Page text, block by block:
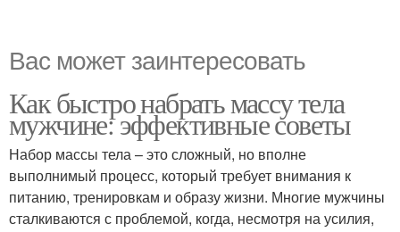
Вас может заинтересовать
Как быстро набрать массу тела
мужчине: эффективные советы
Набор массы тела – это сложный, но вполне
выполнимый процесс, который требует внимания к
питанию, тренировкам и образу жизни. Многие мужчины
сталкиваются с проблемой, когда, несмотря на усилия,